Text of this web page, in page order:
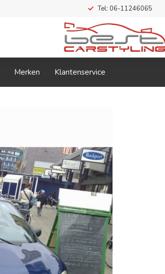
Tel: 06-11246065
Merken Klantenservice